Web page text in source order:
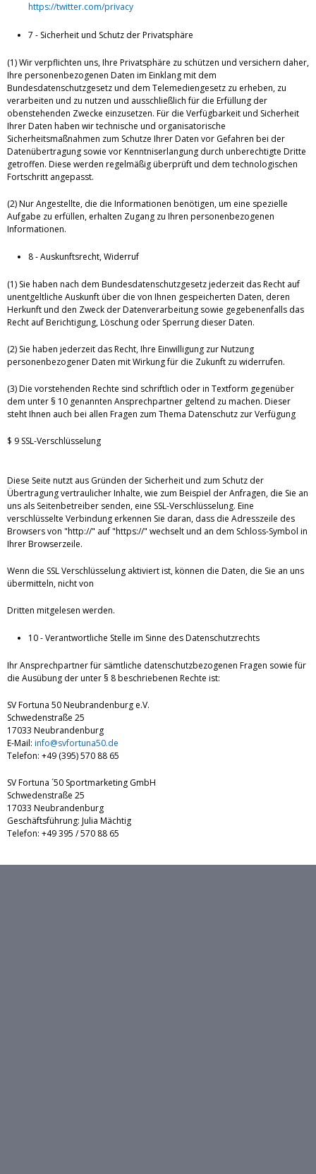
https://twitter.com/privacy
7 - Sicherheit und Schutz der Privatsphäre
(1) Wir verpflichten uns, Ihre Privatsphäre zu schützen und versichern daher,
Ihre personenbezogenen Daten im Einklang mit dem
Bundesdatenschutzgesetz und dem Telemediengesetz zu erheben, zu
verarbeiten und zu nutzen und ausschließlich für die Erfüllung der
obenstehenden Zwecke einzusetzen. Für die Verfügbarkeit und Sicherheit
Ihrer Daten haben wir technische und organisatorische
Sicherheitsmaßnahmen zum Schutze Ihrer Daten vor Gefahren bei der
Datenübertragung sowie vor Kenntniserlangung durch unberechtigte Dritte
getroffen. Diese werden regelmäßig überprüft und dem technologischen
Fortschritt angepasst.
(2) Nur Angestellte, die die Informationen benötigen, um eine spezielle
Aufgabe zu erfüllen, erhalten Zugang zu Ihren personenbezogenen
Informationen.
8 - Auskunftsrecht, Widerruf
(1) Sie haben nach dem Bundesdatenschutzgesetz jederzeit das Recht auf
unentgeltliche Auskunft über die von Ihnen gespeicherten Daten, deren
Herkunft und den Zweck der Datenverarbeitung sowie gegebenenfalls das
Recht auf Berichtigung, Löschung oder Sperrung dieser Daten.
(2) Sie haben jederzeit das Recht, Ihre Einwilligung zur Nutzung
personenbezogener Daten mit Wirkung für die Zukunft zu widerrufen.
(3) Die vorstehenden Rechte sind schriftlich oder in Textform gegenüber
dem unter § 10 genannten Ansprechpartner geltend zu machen. Dieser
steht Ihnen auch bei allen Fragen zum Thema Datenschutz zur Verfügung
$ 9 SSL-Verschlüsselung
Diese Seite nutzt aus Gründen der Sicherheit und zum Schutz der
Übertragung vertraulicher Inhalte, wie zum Beispiel der Anfragen, die Sie an
uns als Seitenbetreiber senden, eine SSL-Verschlüsselung. Eine
verschlüsselte Verbindung erkennen Sie daran, dass die Adresszeile des
Browsers von "http://" auf "https://" wechselt und an dem Schloss-Symbol in
Ihrer Browserzeile.
Wenn die SSL Verschlüsselung aktiviert ist, können die Daten, die Sie an uns
übermitteln, nicht von
Dritten mitgelesen werden.
10 - Verantwortliche Stelle im Sinne des Datenschutzrechts
Ihr Ansprechpartner für sämtliche datenschutzbezogenen Fragen sowie für
die Ausübung der unter § 8 beschriebenen Rechte ist:
SV Fortuna 50 Neubrandenburg e.V.
Schwedenstraße 25
17033 Neubrandenburg
E-Mail: info@svfortuna50.de
Telefon: +49 (395) 570 88 65
SV Fortuna ´50 Sportmarketing GmbH
Schwedenstraße 25
17033 Neubrandenburg
Geschäftsführung: Julia Mächtig
Telefon: +49 395 / 570 88 65